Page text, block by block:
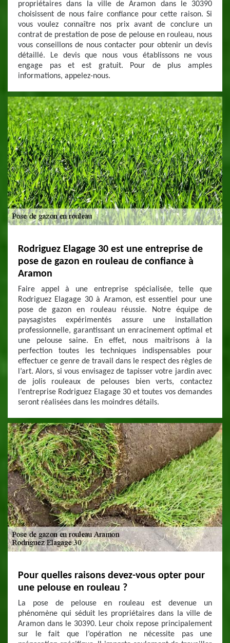
propriétaires dans la ville de Aramon dans le 30390
choisissent de nous faire confiance pour cette raison. Si
vous voulez connaître nos prix avant de conclure un
contrat de prestation de pose de pelouse en rouleau, nous
vous conseillons de nous contacter pour obtenir un devis
détaillé. Le devis que nous vous établissons ne vous
engage pas et est gratuit. Pour de plus amples
informations, appelez-nous.
Rodriguez Elagage 30 est une entreprise de
pose de gazon en rouleau de confiance à
Aramon
Faire appel à une entreprise spécialisée, telle que
Rodriguez Elagage 30 à Aramon, est essentiel pour une
pose de gazon en rouleau réussie. Notre équipe de
paysagistes expérimentés assure une installation
professionnelle, garantissant un enracinement optimal et
une pelouse saine. En effet, nous maitrisons à la
perfection toutes les techniques indispensables pour
effectuer ce genre de travail dans le respect des règles de
l’art. Alors, si vous envisagez de tapisser votre jardin avec
de jolis rouleaux de pelouses bien verts, contactez
l’entreprise Rodriguez Elagage 30 et toutes vos demandes
seront réalisées dans les moindres détails.
Pour quelles raisons devez-vous opter pour
une pelouse en rouleau ?
La pose de pelouse en rouleau est devenue un
phénomène qui séduit les propriétaires dans la ville de
Aramon dans le 30390. Leur choix repose principalement
sur le fait que l’opération ne nécessite pas une